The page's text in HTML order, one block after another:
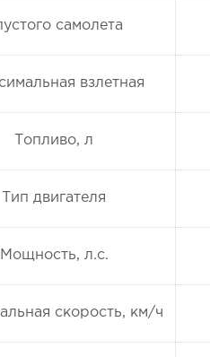
самолета
взлетная
Топливо, л
Тип двигателя
Мощность, л.с.
скорость, км/ч